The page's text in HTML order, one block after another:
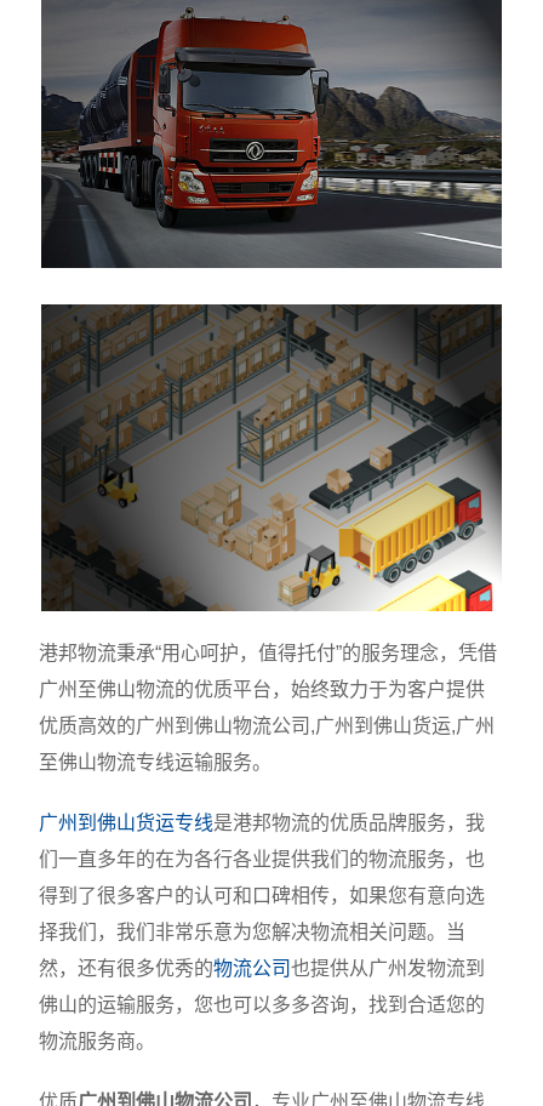
港邦物流秉承“用心呵护，值得托付”的服务理念，凭借
广州至佛山物流的优质平台，始终致力于为客户提供
优质高效的广州到佛山物流公司,广州到佛山货运,广州
至佛山物流专线运输服务。
广州到佛山货运专线是港邦物流的优质品牌服务，我
们一直多年的在为各行各业提供我们的物流服务，也
得到了很多客户的认可和口碑相传，如果您有意向选
择我们，我们非常乐意为您解决物流相关问题。当
然，还有很多优秀的物流公司也提供从广州发物流到
佛山的运输服务，您也可以多多咨询，找到合适您的
物流服务商。
优质广州到佛山物流公司 ，专业广州至佛山物流专线